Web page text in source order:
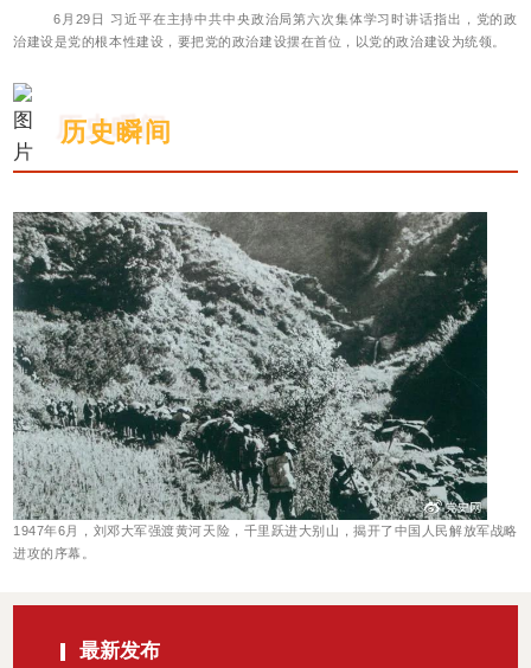
6月29日 习近平在主持中共中央政治局第六次集体学习时讲话指出，党的政
治建设是党的根本性建设，要把党的政治建设摆在首位，以党的政治建设为统领。
历史瞬间
1947年6月，刘邓大军强渡黄河天险，千里跃进大别山，揭开了中国人民解放军战略
进攻的序幕。
最新发布